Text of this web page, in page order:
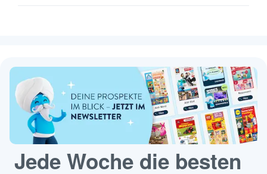
Jede Woche die besten